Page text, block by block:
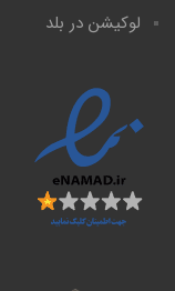
لوکیشن در بلد